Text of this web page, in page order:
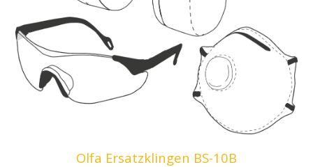
Olfa Ersatzklingen BS-10B